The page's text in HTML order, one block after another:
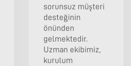
sorunsuz müşteri
desteğinin
önünden
gelmektedir.
Uzman ekibimiz,
kurulum